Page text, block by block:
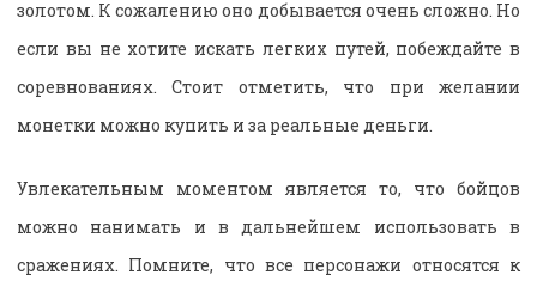
золотом. К сожалению оно добывается очень сложно. Но
если вы не хотите искать легких путей, побеждайте в
соревнованиях. Стоит отметить, что при желании
монетки можно купить и за реальные деньги.
Увлекательным моментом является то, что бойцов
можно нанимать и в дальнейшем использовать в
сражениях. Помните, что все персонажи относятся к